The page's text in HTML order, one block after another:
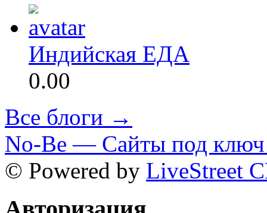
Индийская ЕДА
0.00
Все блоги →
No-Be — Сайты под ключ
© Powered by LiveStreet